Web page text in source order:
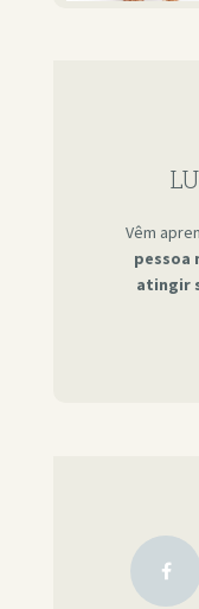
Vêm
pessoa
atingir